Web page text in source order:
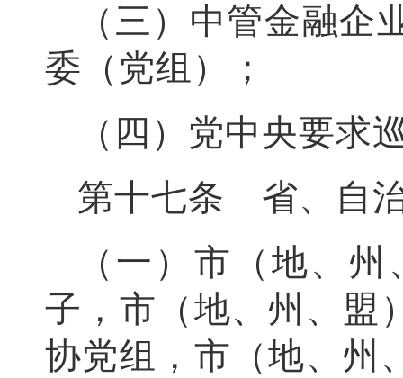
（三）中管金融
委（党组）；
（四）党中央要求
第十七条 省、自
（一）市（地、
子，市（地、州、盟
协党组，市（地、州